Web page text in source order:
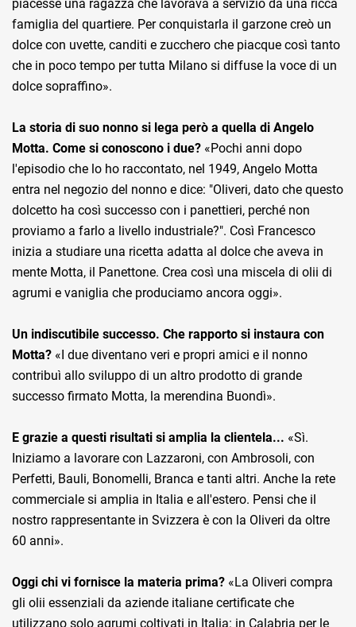
piacesse una ragazza che lavorava a servizio da una ricca
famiglia del quartiere. Per conquistarla il garzone creò un
dolce con uvette, canditi e zucchero che piacque così tanto
che in poco tempo per tutta Milano si diffuse la voce di un
dolce sopraffino».
La storia di suo nonno si lega però a quella di Angelo
Motta. Come si conoscono i due? «Pochi anni dopo
l'episodio che lo ho raccontato, nel 1949, Angelo Motta
entra nel negozio del nonno e dice: "Oliveri, dato che questo
dolcetto ha così successo con i panettieri, perché non
proviamo a farlo a livello industriale?". Così Francesco
inizia a studiare una ricetta adatta al dolce che aveva in
mente Motta, il Panettone. Crea così una miscela di olii di
agrumi e vaniglia che produciamo ancora oggi».
Un indiscutibile successo. Che rapporto si instaura con
Motta? «I due diventano veri e propri amici e il nonno
contribuì allo sviluppo di un altro prodotto di grande
successo firmato Motta, la merendina Buondì».
E grazie a questi risultati si amplia la clientela... «Sì.
Iniziamo a lavorare con Lazzaroni, con Ambrosoli, con
Perfetti, Bauli, Bonomelli, Branca e tanti altri. Anche la rete
commerciale si amplia in Italia e all'estero. Pensi che il
nostro rappresentante in Svizzera è con la Oliveri da oltre
60 anni».
Oggi chi vi fornisce la materia prima? «La Oliveri compra
gli olii essenziali da aziende italiane certificate che
utilizzano solo agrumi coltivati in Italia: in Calabria per le